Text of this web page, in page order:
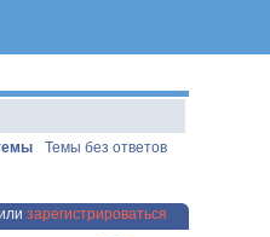
Темы без ответов
зарегистрироваться